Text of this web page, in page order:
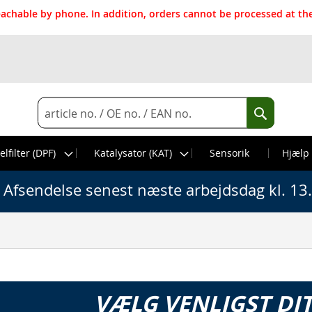
by phone. In addition, orders cannot be processed at
Search
Search
(DPF)
Katalysator (KAT) Sensorik Hjælp
Afsendelse senest næste arbejdsdag kl.
VÆLG VENLIGST